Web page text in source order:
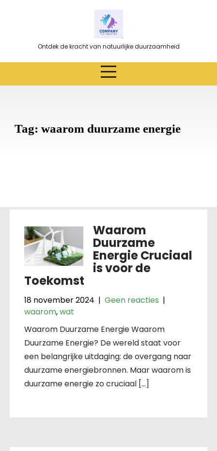
Ontdek de kracht van natuurlijke duurzaamheid
Tag: waarom duurzame energie
Waarom
Duurzame
Energie Cruciaal
is voor de
Toekomst
18 november 2024 | Geen reacties |
waarom,wat
Waarom Duurzame Energie Waarom
Duurzame Energie? De wereld staat voor
een belangrijke uitdaging: de overgang naar
duurzame energiebronnen. Maar waarom is
duurzame energie zo cruciaal […]